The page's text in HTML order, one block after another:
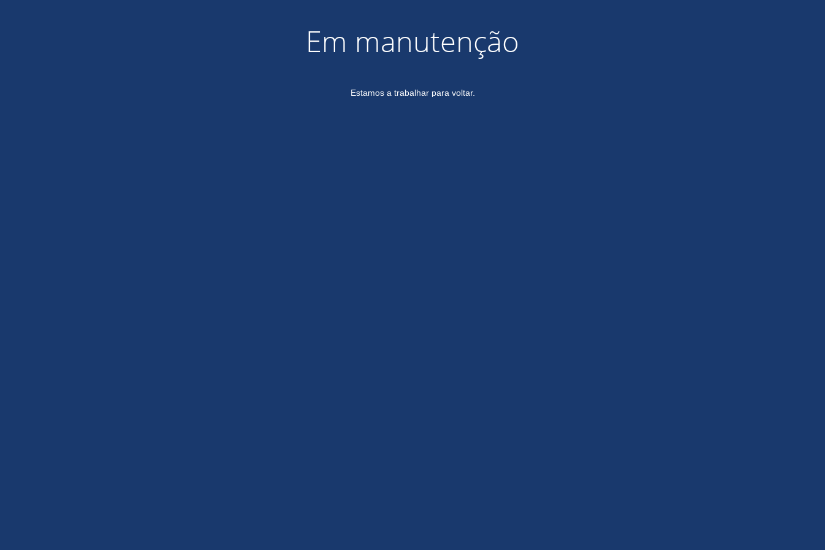
Em manutenção
Estamos a trabalhar para voltar.